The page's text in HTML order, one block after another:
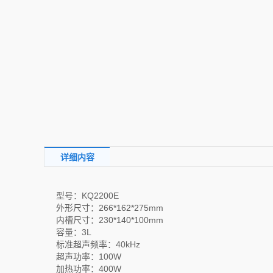
详细内容
型号：KQ2200E
外形尺寸：266*162*275mm
内槽尺寸：230*140*100mm
容量：3L
标准超声频率：40kHz
超声功率：100W
加热功率：400W